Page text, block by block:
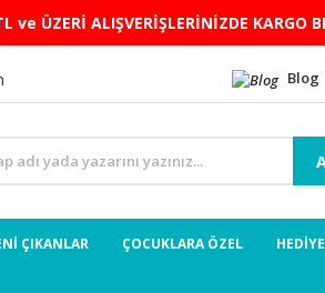
ve ÜZERİ ALIŞVERİŞLERİNİZDE KARGO
Blog
ÇIKANLAR ÇOCUKLARA ÖZEL